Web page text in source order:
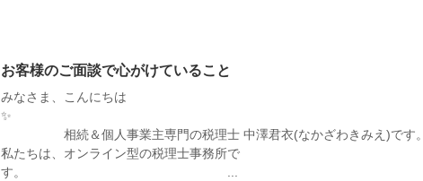
お客様のご面談で心がけていること
みなさま、こんにちは
✨
相続＆個人事業主専門の税理士 中澤君衣(なかざわきみえ)です。
私たちは、オンライン型の税理士事務所で
す。 ...